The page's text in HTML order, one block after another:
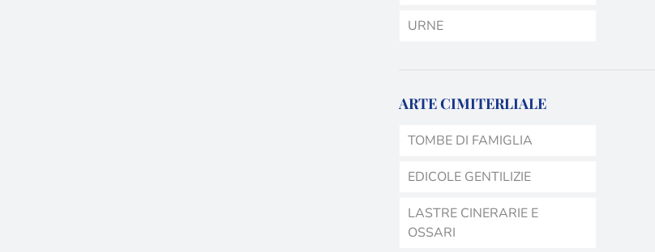
URNE
ARTE CIMITERLIALE
TOMBE DI FAMIGLIA
EDICOLE GENTILIZIE
LASTRE CINERARIE E
OSSARI